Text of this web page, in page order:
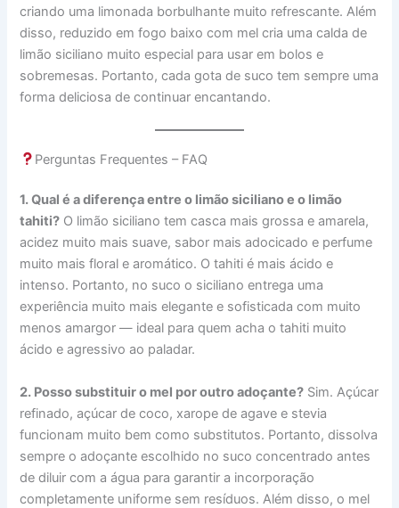
criando uma limonada borbulhante muito refrescante. Além
disso, reduzido em fogo baixo com mel cria uma calda de
limão siciliano muito especial para usar em bolos e
sobremesas. Portanto, cada gota de suco tem sempre uma
forma deliciosa de continuar encantando.
Perguntas Frequentes – FAQ
1. Qual é a diferença entre o limão siciliano e o limão
tahiti? O limão siciliano tem casca mais grossa e amarela,
acidez muito mais suave, sabor mais adocicado e perfume
muito mais floral e aromático. O tahiti é mais ácido e
intenso. Portanto, no suco o siciliano entrega uma
experiência muito mais elegante e sofisticada com muito
menos amargor — ideal para quem acha o tahiti muito
ácido e agressivo ao paladar.
2. Posso substituir o mel por outro adoçante? Sim. Açúcar
refinado, açúcar de coco, xarope de agave e stevia
funcionam muito bem como substitutos. Portanto, dissolva
sempre o adoçante escolhido no suco concentrado antes
de diluir com a água para garantir a incorporação
completamente uniforme sem resíduos. Além disso, o mel